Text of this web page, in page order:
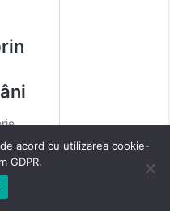
acord cu utilizarea cookie-
GDPR.